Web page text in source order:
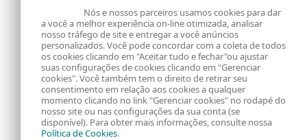
0x3C
removing its persistence
mechanism and removing its
files.
0x3F
Lists files in the specified
directory, and lists drives.
Nós e nossos parceiros usamos cookies para dar
a você a melhor experiência on-line otimizada, analisar
nosso tráfego de site e entregar a você anúncios
personalizados. Você pode concordar com a coleta de todos
os cookies clicando em "Aceitar tudo e fechar"ou ajustar
suas configurações de cookies clicando em "Gerenciar
cookies". Você também tem o direito de retirar seu
consentimento em relação aos cookies a qualquer
momento clicando no link "Gerenciar cookies" no rodapé do
nosso site ou nas configurações da sua conta (se
disponível). Para obter mais informações, consulte nossa
Política de Cookies.